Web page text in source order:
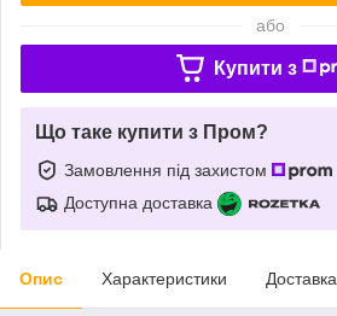
або
Купити з
Що таке купити з Пром?
Замовлення під захистом
Доступна доставка
Опис Характеристики Доставка